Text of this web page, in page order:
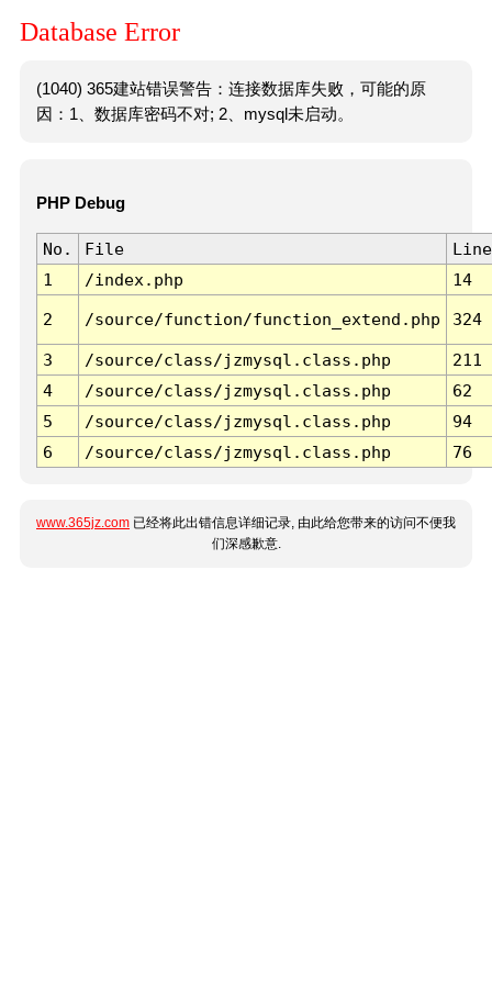
Database Error
(1040) 365建站错误警告：连接数据库失败，可能的原
因：1、数据库密码不对; 2、mysql未启动。
PHP Debug
No. File
Line
1
/index.php 14
2 /source/function/function_extend.php 324
3 /source/class/jzmysql.class.php
211
4
/source/class/jzmysql.class.php
62
5
/source/class/jzmysql.class.php
94
6
/source/class/jzmysql.class.php 76
www.365jz.com 已经将此出错信息详细记录, 由此给您带来的访问不便我
们深感歉意.